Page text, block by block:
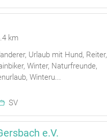
km
Urlaub mit Hund, Reiter,
Winter, Naturfreunde,
Winteru...
SV
e.V.